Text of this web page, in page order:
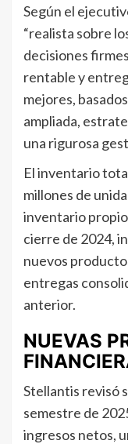
Según el
“realista sobre
decisiones
rentable y
mejores,
ampliada,
una rigurosa
El inventario
millones de
inventario
cierre de 2024,
nuevos
entregas
anterior.
NUEVAS
Stellantis revisó
semestre de
ingresos netos,